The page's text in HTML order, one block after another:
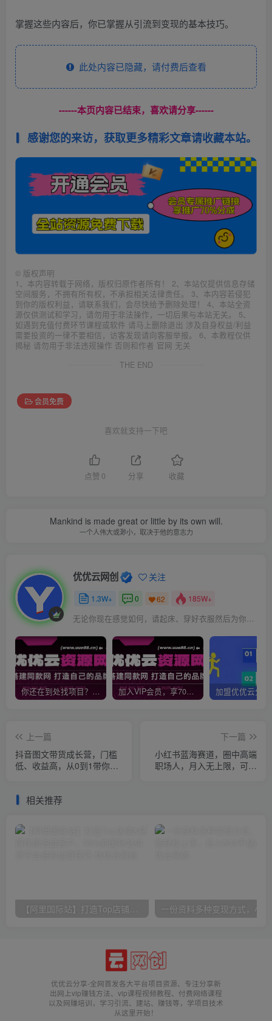
掌握这些内容后，你已掌握从引流到变现的基本技巧。
此处内容已隐藏，请付费后查看
------本页内容已结束，喜欢请分享------
感谢您的来访，获取更多精彩文章请收藏本站。
© 版权声明
1、本内容转载于网络，版权归原作者所有！ 2、本站仅提供信息存储
空间服务，不拥有所有权，不承担相关法律责任。 3、本内容若侵犯
到你的版权利益，请联系我们，会尽快给予删除处理！ 4、本站全资
源仅供测试和学习，请勿用于非法操作，一切后果与本站无关。 5、
如遇到充值付费环节课程或软件 请马上删除退出 涉及自身权益/利益
需要投资的一律不要相信，访客发现请向客服举报。 6、本教程仅供
揭秘 请勿用于非法违规操作 否则和作者 官网 无关
THE END
会员免费
喜欢就支持一下吧
点赞 0 分享 收藏
Mankind is made great or little by its own will.
一个人伟大或渺小，取决于他的意志力
优优云网创 关注
1.3W+ 0 62 185W+
无论你现在感觉如何，请起床、穿好衣服然后为你的梦想而奋斗
你还在到处找项目？还在当韭菜？我靠网创资源站一个月收入5万+，曾经我也是个失败者。 加入VIP会员，享70%的推广提成，免费学习多种网上创业课程，菜鸟秒变大神！
上一篇
抖音图文带货成长营，门槛
低、收益高，从0到1带你学
下一篇
小红书蓝海赛道，圈中高端
职场人，月入无上限，可矩
相关推荐
优优云分享-全网首发各大平台项目资源、专注分享新
出网上vip赚钱方法、vip课程视频教程、付费网络课程
以及网赚培训，学习引流、建站、赚钱等，学项目技术
从这里开始！